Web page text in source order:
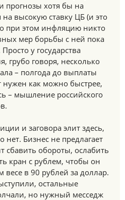
прогнозы хотя бы на
на высокую ставку ЦБ (и это
при этом инфляцию никто
мер борьбы с ней пока
у государства
грубо говоря, несколько
– полгода до выплаты
нужен как можно быстрее,
– мышление российского
и заговора элит здесь,
нет. Бизнес не предлагает
сбавить обороты, ослабить
кран с рублем, чтобы он
в 90 рублей за доллар.
остальные
но нужный месседж